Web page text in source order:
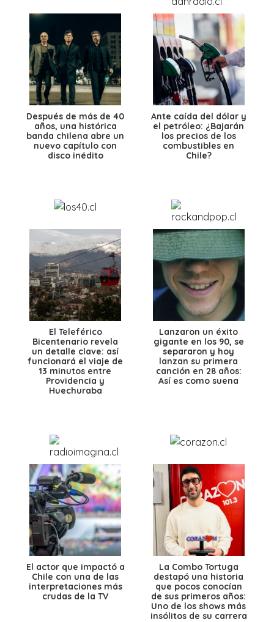
Después de más de 40
años, una histórica
banda chilena abre un
nuevo capítulo con
disco inédito
Ante caída del dólar y
el petróleo: ¿Bajarán
los precios de los
combustibles en
Chile?
El Teleférico
Bicentenario revela
un detalle clave: así
funcionará el viaje de
13 minutos entre
Providencia y
Huechuraba
Lanzaron un éxito
gigante en los 90, se
separaron y hoy
lanzan su primera
canción en 28 años:
Así es como suena
El actor que impactó a
Chile con una de las
interpretaciones más
crudas de la TV
La Combo Tortuga
destapó una historia
que pocos conocían
de sus primeros años:
Uno de los shows más
insólitos de su carrera